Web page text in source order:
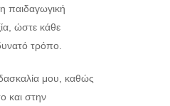
παιδαγωγική
ώστε κάθε
τρόπο.
μου, καθώς
και στην